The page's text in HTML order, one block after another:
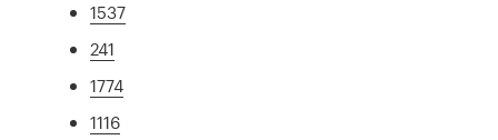
1537
241
1774
1116